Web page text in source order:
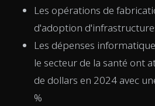
Les opérations de
d'adoption
Les dépenses
le secteur de la santé ont
de dollars en 2024 avec
%